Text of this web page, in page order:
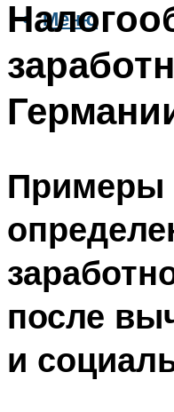
Меню
Примеры
после
и